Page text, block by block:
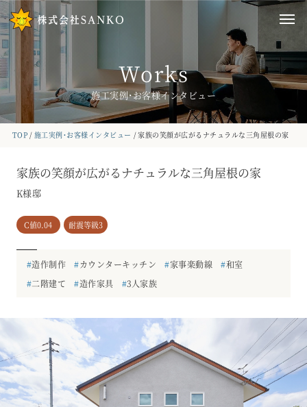
Works
施工実例・お客様インタビュー
TOP 施工実例・お客様インタビュー 家族の笑顔が広がるナチュラルな三角屋根の家
家族の笑顔が広がるナチュラルな三角屋根の家
K様邸
C値0.04 耐震等級3
#造作制作 #カウンターキッチン #家事楽動線 #和室
#二階建て #造作家具 #3人家族